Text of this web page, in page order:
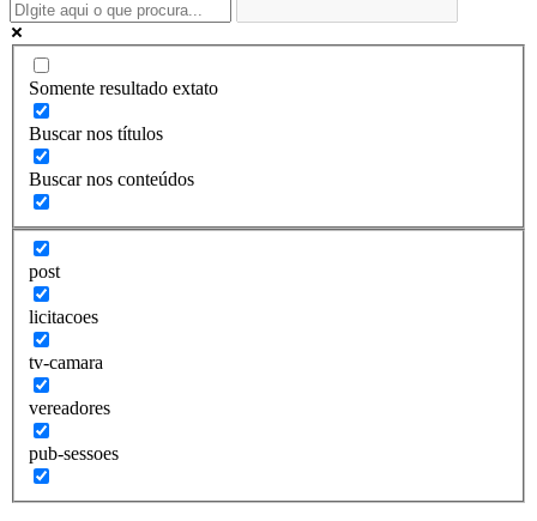
Somente resultado extato
Buscar nos títulos
Buscar nos conteúdos
post
licitacoes
tv-camara
vereadores
pub-sessoes